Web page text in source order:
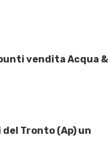
vendita Acqua &
Tronto (Ap) un